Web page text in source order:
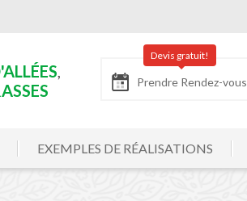
,
Prendre Rendez-vous
Devis gratuit!
EXEMPLES DE RÉALISATIONS